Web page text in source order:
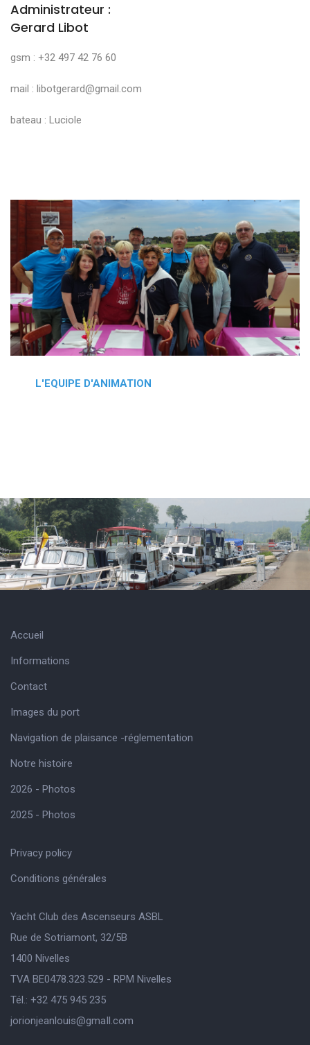
Administrateur :
Gerard Libot
gsm : +32 497 42 76 60
mail : libotgerard@gmail.com
bateau : Luciole
L'EQUIPE D'ANIMATION
Accueil
Informations
Contact
Images du port
Navigation de plaisance -réglementation
Notre histoire
2026 - Photos
2025 - Photos
Privacy policy
Conditions générales
Yacht Club des Ascenseurs ASBL
Rue de Sotriamont, 32/5B
1400 Nivelles
TVA BE0478.323.529 - RPM Nivelles
Tél.: +32 475 945 235
jorionjeanlouis@gmaIl.com